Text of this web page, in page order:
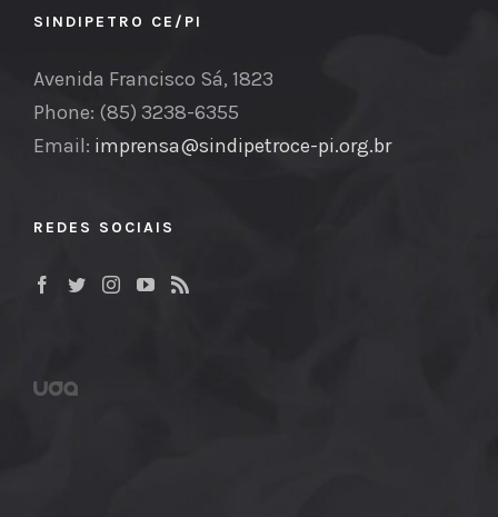
SINDIPETRO CE/PI
Avenida Francisco Sá, 1823
Phone: (85) 3238-6355
Email: imprensa@sindipetroce-pi.org.br
REDES SOCIAIS